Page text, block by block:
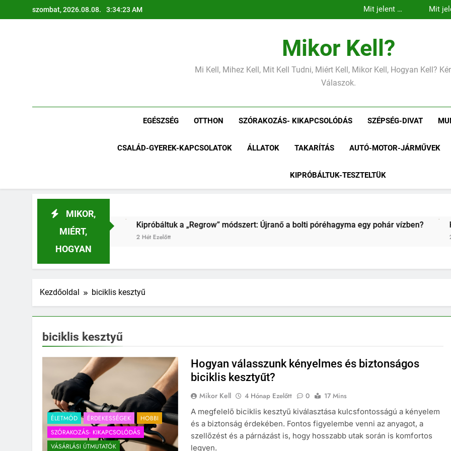
a
szombat, 2026.08.08. 3:34:25 AM
Mikor Kell?
Mi Kell, Mihez Kell, Mit Kell Tudni, Miért Kell, Mikor Kell, Hogyan Kell?
Válaszok.
EGÉSZSÉG OTTHON SZÓRAKOZÁS- KIKAPCSOLÓDÁS SZÉPSÉG-DIVAT
CSALÁD-GYEREK-KAPCSOLATOK ÁLLATOK TAKARÍTÁS AUTÓ-MOTOR-JÁRMŰVEK
KIPRÓBÁLTUK-TESZTELTÜK
MIKOR,
MIÉRT,
HOGYAN
Kipróbáltuk a „Regrow” módszert: Újranő a bolti póréhagyma egy pohár vízben?
2 Hét Ezelőtt
Kipróbáltuk a házi
Kezdőoldal biciklis kesztyű
biciklis kesztyű
ÉLETMÓD ÉRDEKESSÉGEK
HOBBI
SZÓRAKOZÁS- KIKAPCSOLÓDÁS
VÁSÁRLÁSI ÚTMUTATÓK
Hogyan válasszunk kényelmes és biztonságos
biciklis kesztyűt?
Mikor Kell 4 Hónap Ezelőtt 0
17 Mins
A megfelelő biciklis kesztyű kiválasztása kulcsfontosságú a kényelem
és a biztonság érdekében. Fontos figyelembe venni az anyagot, a
szellőzést és a párnázást is, hogy hosszabb utak során is komfortos
legyen.